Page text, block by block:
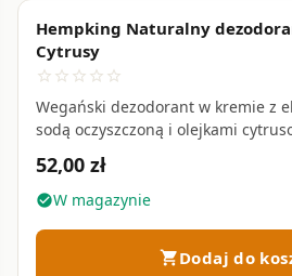
Hempking Naturalny
Cytrusy
star_border star_border star_border star_border star_border
Wegański dezodorant w kremie z
sodą oczyszczoną i olejkami
nieprzyjemny zapach bez
52,00 zł
check_circleW magazynie
shopping_cartDodaj do